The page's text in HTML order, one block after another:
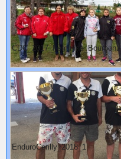
CDC_2017_Feminine_Bourbon2
EnduroCerilly_2018_1